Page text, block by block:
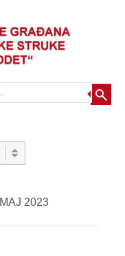
MAJ 2023